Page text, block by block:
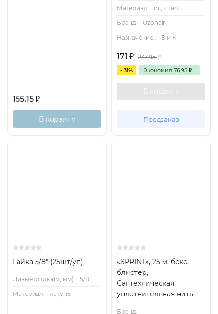
155,15 ₽
В корзину
Материал:
оц. сталь
Бренд:
Ozonair
Назначение.:
В и К
171 ₽ 247,95₽
- 31% Экономия 76,95 ₽
В корзину
Предзаказ
Гайка 5/8" (25шт/уп)
Диаметр (дюйм, мм):
5/8"
Материал:
латунь
«SPRINT», 25 м, бокс,
блистер,
Сантехническая
уплотнительная нить
Бренд: